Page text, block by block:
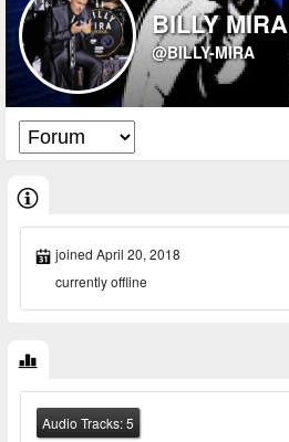
BILLY MIRA
@BILLY-MIRA
joined April 20, 2018
currently offline
Audio Tracks:5